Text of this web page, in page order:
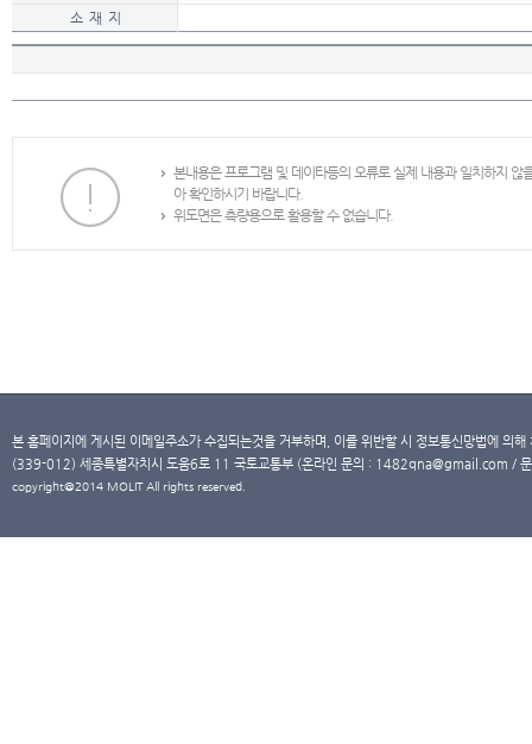
소 재 지
본내용은 프로그램 및 데이타등의 오류로 실제 내용과 일치하지
아 확인하시기 바랍니다.
위도면은 측량용으로 활용할 수 없습니다.
본 홈페이지에 게시된 이메일주소가 수집되는것을 거부하며, 이를 위반할 시 정보통신망법에 의
(339-012) 세종특별자치시 도움6로 11 국토교통부 (온라인 문의 : 1482qna@gmail.com /
copyright@2014 MOLIT All rights reserved.